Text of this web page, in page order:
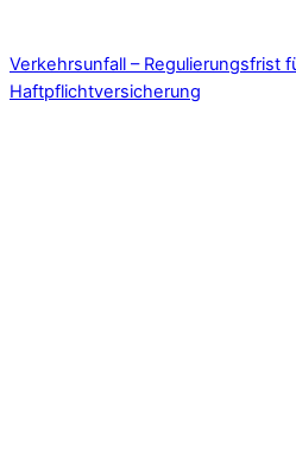
Verkehrsunfall – Regulierungsfrist
Haftpflichtversicherung